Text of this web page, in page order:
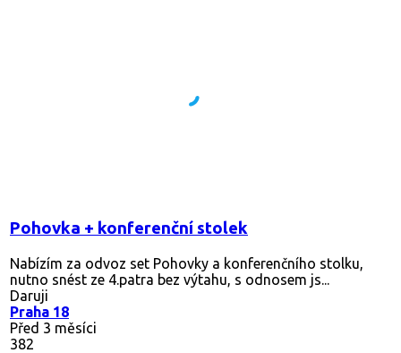
Pohovka + konferenční stolek
Nabízím za odvoz set Pohovky a konferenčního stolku,
nutno snést ze 4.patra bez výtahu, s odnosem js...
Daruji
Praha 18
Před 3 měsíci
382